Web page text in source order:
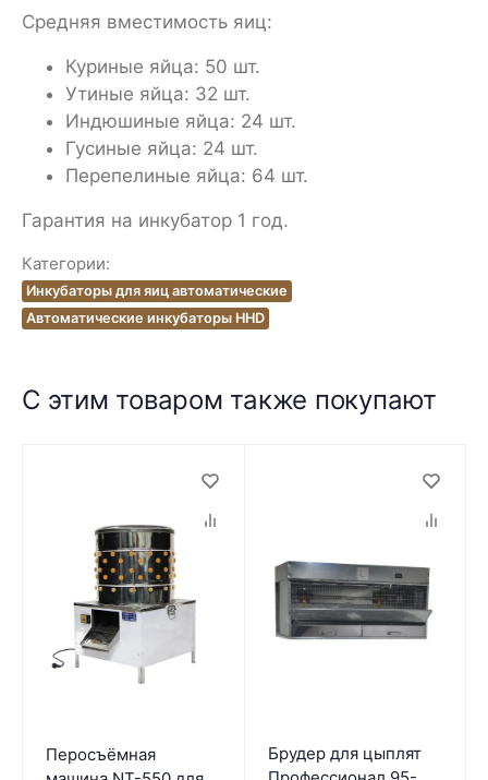
Средняя вместимость яиц:
Куриные яйца: 50 шт.
Утиные яйца: 32 шт.
Индюшиные яйца: 24 шт.
Гусиные яйца: 24 шт.
Перепелиные яйца: 64 шт.
Гарантия на инкубатор 1 год.
Категории:
Инкубаторы для яиц автоматические
Автоматические инкубаторы HHD
С этим товаром также покупают
Перосъёмная
Брудер для цыплят